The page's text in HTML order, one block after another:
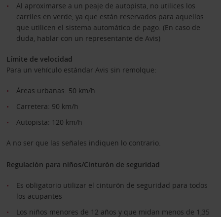
Al aproximarse a un peaje de autopista, no utilices los
carriles en verde, ya que están reservados para aquellos
que utilicen el sistema automático de pago. (En caso de
duda, hablar con un representante de Avis)
Límite de velocidad
Para un vehículo estándar Avis sin remolque:
Áreas urbanas: 50 km/h
Carretera: 90 km/h
Autopista: 120 km/h
A no ser que las señales indiquen lo contrario.
Regulación para niños/Cinturón de seguridad
Es obligatorio utilizar el cinturón de seguridad para todos
los acupantes
Los niños menores de 12 años y que midan menos de 1,35